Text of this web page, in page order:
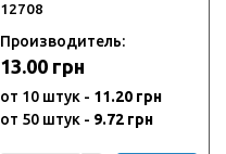
12708
Производитель:
13.00 грн
от 10 штук - 11.20 грн
от 50 штук - 9.72 грн